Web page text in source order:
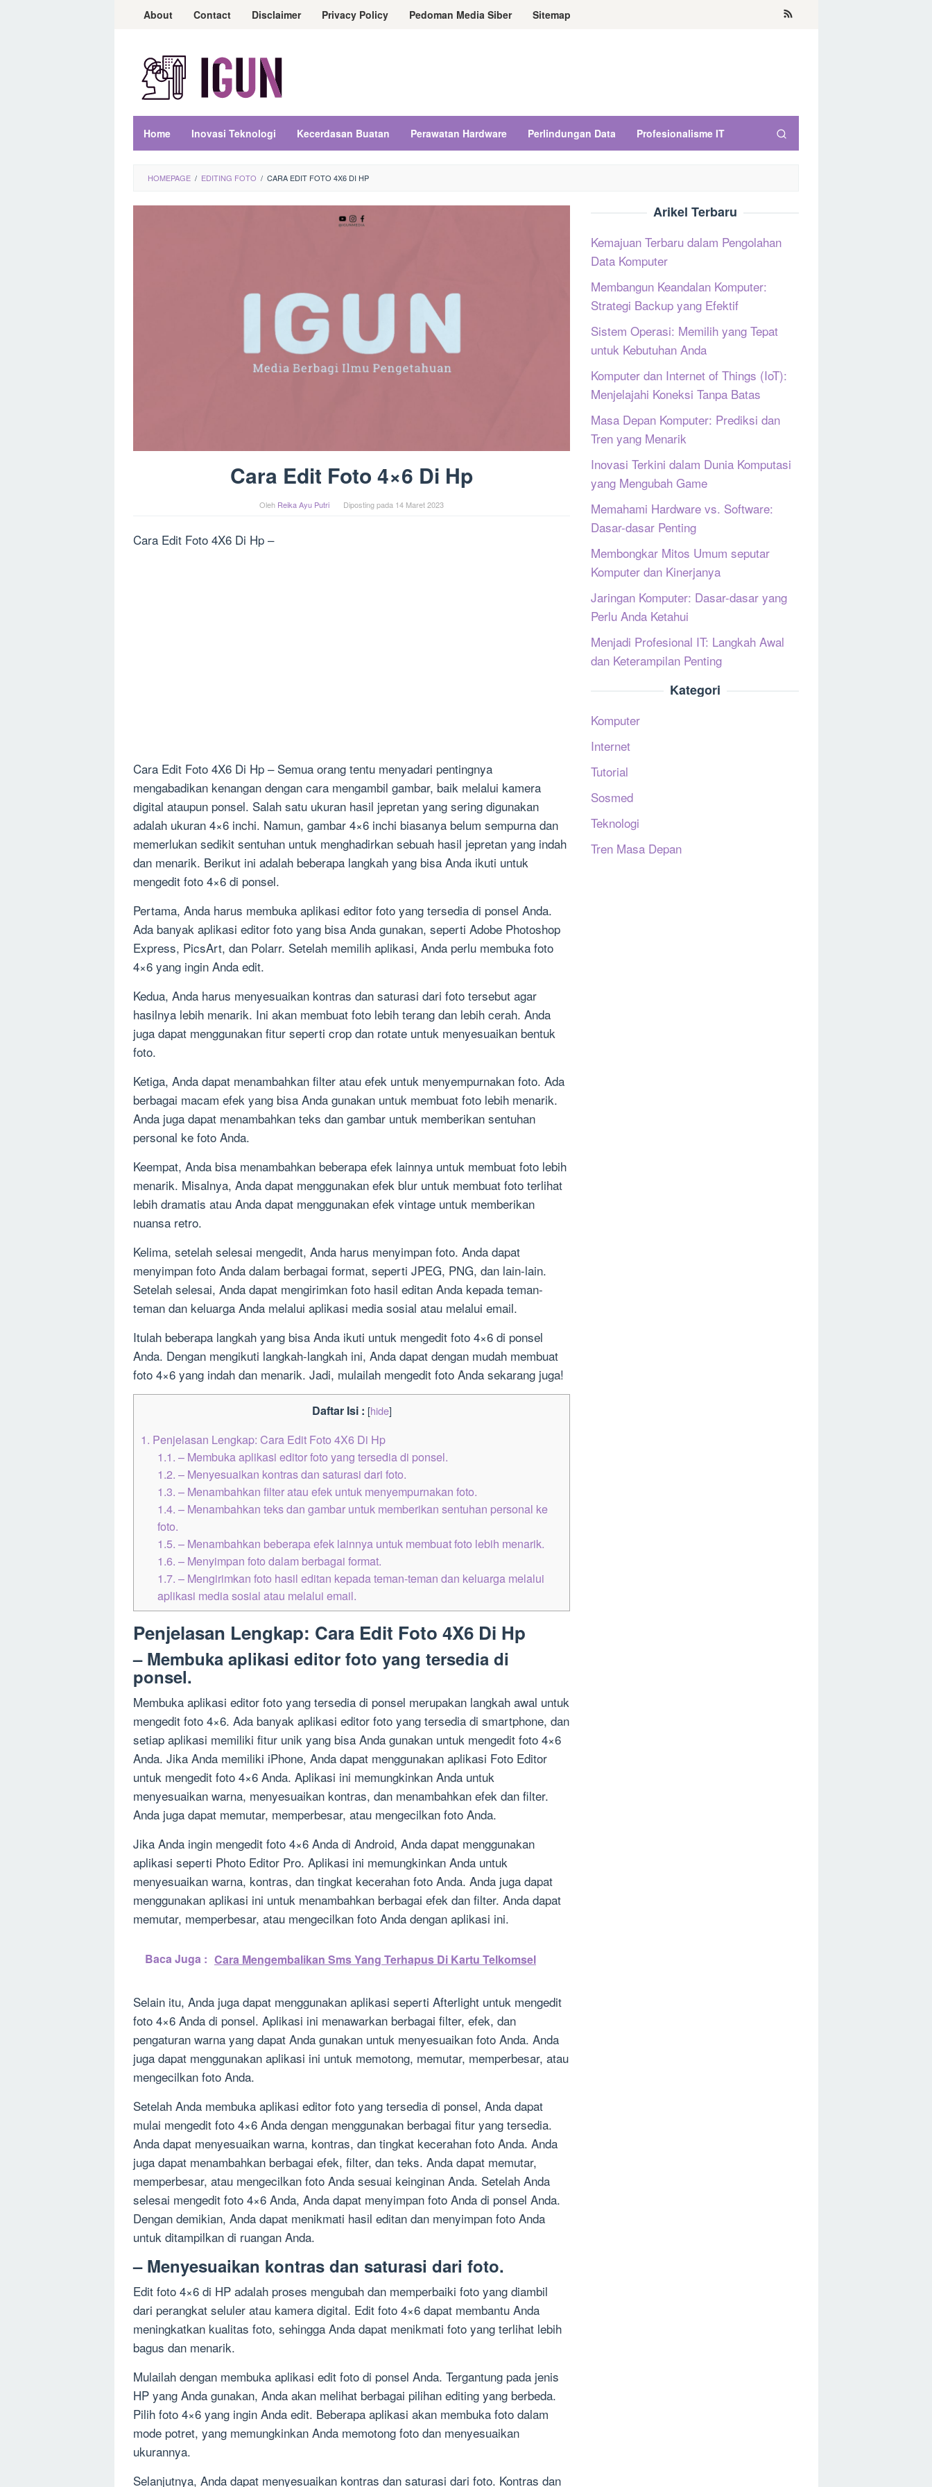
LoncatAbout Contact Disclaimer Privacy Policy Pedoman Media Siber Sitemap
Home Inovasi Teknologi Kecerdasan Buatan Perawatan Hardware Perlindungan Data Profesionalisme IT
HOMEPAGE / EDITING FOTO / CARA EDIT FOTO 4X6 DI HP
Cara Edit Foto 4×6 Di Hp
Oleh Reika Ayu Putri Diposting pada 14 Maret 2023
Cara Edit Foto 4X6 Di Hp –
Cara Edit Foto 4X6 Di Hp – Semua orang tentu menyadari pentingnya
mengabadikan kenangan dengan cara mengambil gambar, baik melalui kamera
digital ataupun ponsel. Salah satu ukuran hasil jepretan yang sering digunakan
adalah ukuran 4×6 inchi. Namun, gambar 4×6 inchi biasanya belum sempurna dan
memerlukan sedikit sentuhan untuk menghadirkan sebuah hasil jepretan yang indah
dan menarik. Berikut ini adalah beberapa langkah yang bisa Anda ikuti untuk
mengedit foto 4×6 di ponsel.
Pertama, Anda harus membuka aplikasi editor foto yang tersedia di ponsel Anda.
Ada banyak aplikasi editor foto yang bisa Anda gunakan, seperti Adobe Photoshop
Express, PicsArt, dan Polarr. Setelah memilih aplikasi, Anda perlu membuka foto
4×6 yang ingin Anda edit.
Kedua, Anda harus menyesuaikan kontras dan saturasi dari foto tersebut agar
hasilnya lebih menarik. Ini akan membuat foto lebih terang dan lebih cerah. Anda
juga dapat menggunakan fitur seperti crop dan rotate untuk menyesuaikan bentuk
foto.
Ketiga, Anda dapat menambahkan filter atau efek untuk menyempurnakan foto. Ada
berbagai macam efek yang bisa Anda gunakan untuk membuat foto lebih menarik.
Anda juga dapat menambahkan teks dan gambar untuk memberikan sentuhan
personal ke foto Anda.
Keempat, Anda bisa menambahkan beberapa efek lainnya untuk membuat foto lebih
menarik. Misalnya, Anda dapat menggunakan efek blur untuk membuat foto terlihat
lebih dramatis atau Anda dapat menggunakan efek vintage untuk memberikan
nuansa retro.
Kelima, setelah selesai mengedit, Anda harus menyimpan foto. Anda dapat
menyimpan foto Anda dalam berbagai format, seperti JPEG, PNG, dan lain-lain.
Setelah selesai, Anda dapat mengirimkan foto hasil editan Anda kepada teman-
teman dan keluarga Anda melalui aplikasi media sosial atau melalui email.
Itulah beberapa langkah yang bisa Anda ikuti untuk mengedit foto 4×6 di ponsel
Anda. Dengan mengikuti langkah-langkah ini, Anda dapat dengan mudah membuat
foto 4×6 yang indah dan menarik. Jadi, mulailah mengedit foto Anda sekarang juga!
Daftar Isi : [hide]
1. Penjelasan Lengkap: Cara Edit Foto 4X6 Di Hp
1.1. – Membuka aplikasi editor foto yang tersedia di ponsel.
1.2. – Menyesuaikan kontras dan saturasi dari foto.
1.3. – Menambahkan filter atau efek untuk menyempurnakan foto.
1.4. – Menambahkan teks dan gambar untuk memberikan sentuhan personal ke
foto.
1.5. – Menambahkan beberapa efek lainnya untuk membuat foto lebih menarik.
1.6. – Menyimpan foto dalam berbagai format.
1.7. – Mengirimkan foto hasil editan kepada teman-teman dan keluarga melalui
aplikasi media sosial atau melalui email.
Penjelasan Lengkap: Cara Edit Foto 4X6 Di Hp
– Membuka aplikasi editor foto yang tersedia di
ponsel.
Membuka aplikasi editor foto yang tersedia di ponsel merupakan langkah awal untuk
mengedit foto 4×6. Ada banyak aplikasi editor foto yang tersedia di smartphone, dan
setiap aplikasi memiliki fitur unik yang bisa Anda gunakan untuk mengedit foto 4×6
Anda. Jika Anda memiliki iPhone, Anda dapat menggunakan aplikasi Foto Editor
untuk mengedit foto 4×6 Anda. Aplikasi ini memungkinkan Anda untuk
menyesuaikan warna, menyesuaikan kontras, dan menambahkan efek dan filter.
Anda juga dapat memutar, memperbesar, atau mengecilkan foto Anda.
Jika Anda ingin mengedit foto 4×6 Anda di Android, Anda dapat menggunakan
aplikasi seperti Photo Editor Pro. Aplikasi ini memungkinkan Anda untuk
menyesuaikan warna, kontras, dan tingkat kecerahan foto Anda. Anda juga dapat
menggunakan aplikasi ini untuk menambahkan berbagai efek dan filter. Anda dapat
memutar, memperbesar, atau mengecilkan foto Anda dengan aplikasi ini.
Baca Juga : Cara Mengembalikan Sms Yang Terhapus Di Kartu Telkomsel
Selain itu, Anda juga dapat menggunakan aplikasi seperti Afterlight untuk mengedit
foto 4×6 Anda di ponsel. Aplikasi ini menawarkan berbagai filter, efek, dan
pengaturan warna yang dapat Anda gunakan untuk menyesuaikan foto Anda. Anda
juga dapat menggunakan aplikasi ini untuk memotong, memutar, memperbesar, atau
mengecilkan foto Anda.
Setelah Anda membuka aplikasi editor foto yang tersedia di ponsel, Anda dapat
mulai mengedit foto 4×6 Anda dengan menggunakan berbagai fitur yang tersedia.
Anda dapat menyesuaikan warna, kontras, dan tingkat kecerahan foto Anda. Anda
juga dapat menambahkan berbagai efek, filter, dan teks. Anda dapat memutar,
memperbesar, atau mengecilkan foto Anda sesuai keinginan Anda. Setelah Anda
selesai mengedit foto 4×6 Anda, Anda dapat menyimpan foto Anda di ponsel Anda.
Dengan demikian, Anda dapat menikmati hasil editan dan menyimpan foto Anda
untuk ditampilkan di ruangan Anda.
– Menyesuaikan kontras dan saturasi dari foto.
Edit foto 4×6 di HP adalah proses mengubah dan memperbaiki foto yang diambil
dari perangkat seluler atau kamera digital. Edit foto 4×6 dapat membantu Anda
meningkatkan kualitas foto, sehingga Anda dapat menikmati foto yang terlihat lebih
bagus dan menarik.
Mulailah dengan membuka aplikasi edit foto di ponsel Anda. Tergantung pada jenis
HP yang Anda gunakan, Anda akan melihat berbagai pilihan editing yang berbeda.
Pilih foto 4×6 yang ingin Anda edit. Beberapa aplikasi akan membuka foto dalam
mode potret, yang memungkinkan Anda memotong foto dan menyesuaikan
ukurannya.
Selanjutnya, Anda dapat menyesuaikan kontras dan saturasi dari foto. Kontras dan
Arikel Terbaru
Kemajuan Terbaru dalam Pengolahan
Data Komputer
Membangun Keandalan Komputer:
Strategi Backup yang Efektif
Sistem Operasi: Memilih yang Tepat
untuk Kebutuhan Anda
Komputer dan Internet of Things (IoT):
Menjelajahi Koneksi Tanpa Batas
Masa Depan Komputer: Prediksi dan
Tren yang Menarik
Inovasi Terkini dalam Dunia Komputasi
yang Mengubah Game
Memahami Hardware vs. Software:
Dasar-dasar Penting
Membongkar Mitos Umum seputar
Komputer dan Kinerjanya
Jaringan Komputer: Dasar-dasar yang
Perlu Anda Ketahui
Menjadi Profesional IT: Langkah Awal
dan Keterampilan Penting
Kategori
Komputer
Internet
Tutorial
Sosmed
Teknologi
Tren Masa Depan